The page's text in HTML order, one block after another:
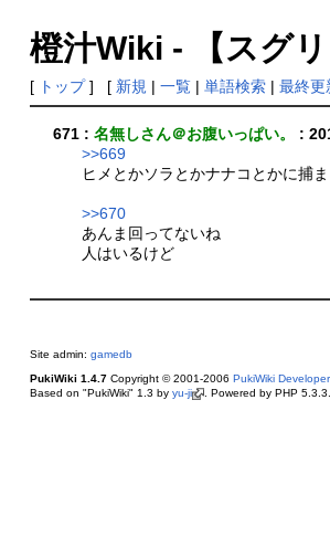
橙汁Wiki - 【スグ
[ トップ] [ 新規 | 一覧| 単語検索| 最終更
671 :名無しさん＠お腹いっぱい。
:
>>669
ヒメとかソラとかナナコとかに捕
>>670
あんま回ってないね
人はいるけど
Site admin: gamedb
PukiWiki 1.4.7Copyright © 2001-2006 PukiWiki
Based on "PukiWiki" 1.3 by yu-ji . Powered by PHP